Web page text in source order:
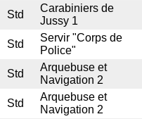
Std
Carabiniers de
Jussy 1
Std
Servir "Corps de
Police"
Std
Arquebuse et
Navigation 2
Std
Arquebuse et
Navigation 2